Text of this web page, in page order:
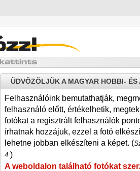
ÜDVÖZÖLJÜK A MAGYAR HOBBI-
Felhasználóink bemutathatják,
felhasználó előtt, értékelhetik,
fotókat a regisztrált felhasználók
írhatnak hozzájuk, ezzel a fotó
lehetne jobban elkészíteni a képet. (
4.)
A weboldalon található fotókat